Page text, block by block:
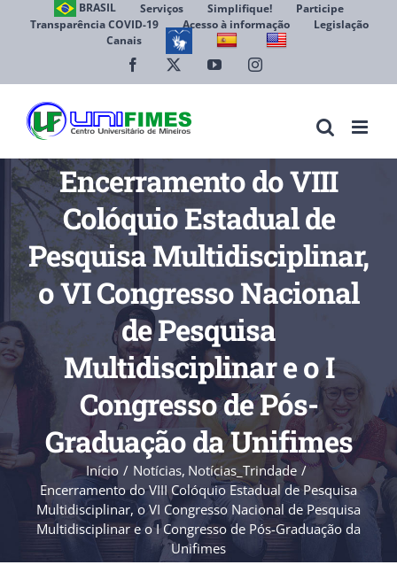
BRASIL Serviços Simplifique!
Participe
Transparência COVID-19
Acesso à informação
Legislação
Canais
Facebook YouTubeInstagram
Encerramento do VIII
Colóquio Estadual de
Pesquisa Multidisciplinar,
o VI Congresso Nacional
de Pesquisa
Multidisciplinar e o I
Congresso de Pós-
Graduação da Unifimes
Início Notícias Notícias_Trindade
Encerramento do VIII Colóquio Estadual de Pesquisa
Multidisciplinar, o VI Congresso Nacional de Pesquisa
Multidisciplinar e o I Congresso de Pós-Graduação da
Unifimes